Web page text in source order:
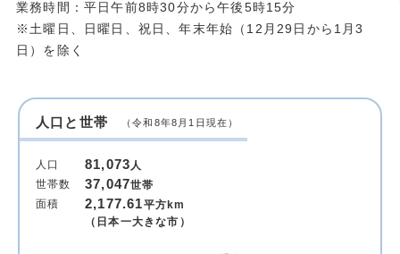
業務時間：平日午前8時30分から午後5時15分
※土曜日、日曜日、祝日、年末年始（12月29日から1月3
日）を除く
人口と世帯 （令和8年8月1日現在）
人口 81,073人
世帯数
37,047世帯
面積
2,177.61平方km
（日本一大きな市）